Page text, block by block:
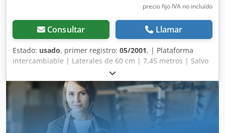
precio fijo IVA no incluído
Consultar Llamar
Estado: usado, primer registro: 05/2001, | Plataforma
intercambiable | Laterales de 60 cm | 7,45 metros | Salvo
error, omisión e introducción en la oferta y venta
anticipada. Chedpfozrxawex Aahsa